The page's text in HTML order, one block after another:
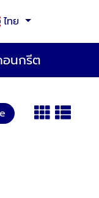
ไทย
อนกรีต